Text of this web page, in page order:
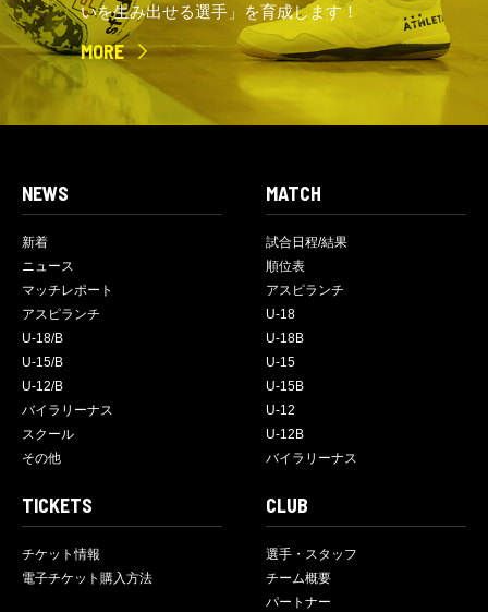
いを生み出せる選手」を育成します！
MORE
NEWS
新着
ニュース
マッチレポート
アスピランチ
U-18/B
U-15/B
U-12/B
バイラリーナス
スクール
その他
MATCH
試合日程/結果
順位表
アスピランチ
U-18
U-18B
U-15
U-15B
U-12
U-12B
バイラリーナス
TICKETS
チケット情報
電子チケット購入方法
CLUB
選手・スタッフ
チーム概要
パートナー